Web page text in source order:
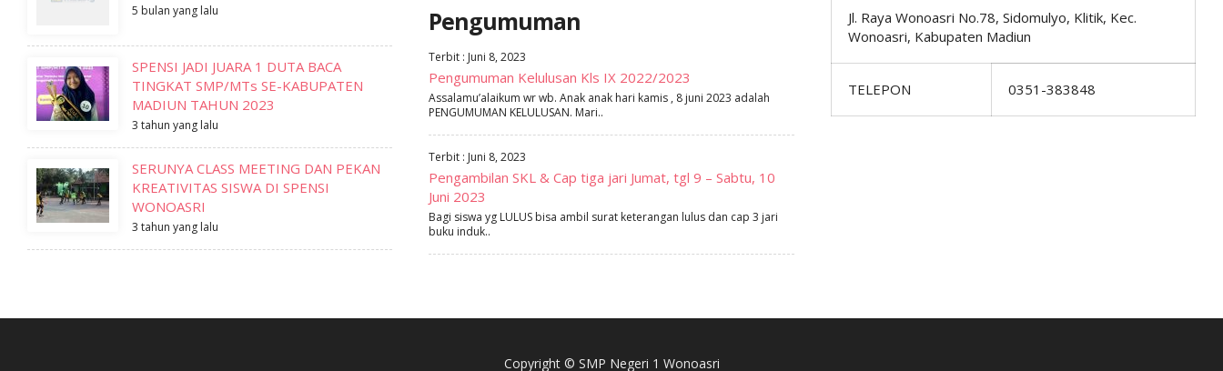
5 bulan yang lalu
SPENSI JADI JUARA 1 DUTA BACA
TINGKAT SMP/MTs SE-KABUPATEN
MADIUN TAHUN 2023
3 tahun yang lalu
SERUNYA CLASS MEETING DAN PEKAN
KREATIVITAS SISWA DI SPENSI
WONOASRI
3 tahun yang lalu
Pengumuman
Terbit : Juni 8, 2023
Pengumuman Kelulusan Kls IX 2022/2023
Assalamu’alaikum wr wb. Anak anak hari kamis , 8 juni 2023 adalah
PENGUMUMAN KELULUSAN. Mari..
Terbit : Juni 8, 2023
Pengambilan SKL & Cap tiga jari Jumat, tgl 9 – Sabtu, 10
Juni 2023
Bagi siswa yg LULUS bisa ambil surat keterangan lulus dan cap 3 jari
buku induk..
Jl. Raya Wonoasri No.78, Sidomulyo, Klitik, Kec.
Wonoasri, Kabupaten Madiun
TELEPON 0351-383848
Copyright © SMP Negeri 1 Wonoasri